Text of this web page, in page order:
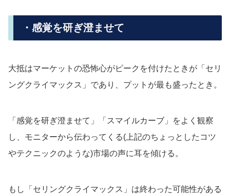
・感覚を研ぎ澄ませて
大抵はマーケットの恐怖心がピークを付けたときが「セリ
ングクライマックス」であり、プットが最も盛ったとき。
「感覚を研ぎ澄ませて」「スマイルカーブ」をよく観察
し、モニターから伝わってくる(上記のちょっとしたコツ
やテクニックのような)市場の声に耳を傾ける。
もし「セリングクライマックス」は終わった可能性がある